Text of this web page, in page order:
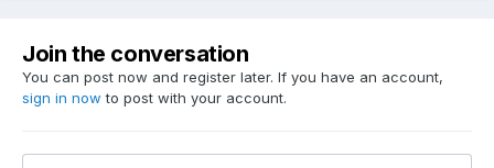
Join the conversation
You can post now and register later. If you have an account,
sign in now to post with your account.